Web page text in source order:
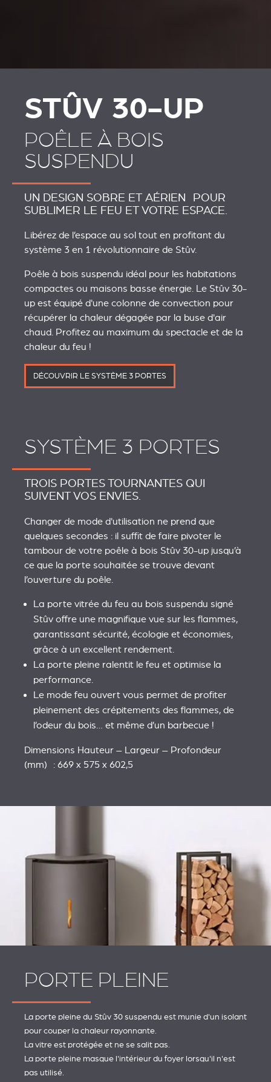
STÛV 30-UP
POÊLE À BOIS
SUSPENDU
UN DESIGN SOBRE ET AÉRIEN POUR
SUBLIMER LE FEU ET VOTRE ESPACE.
Libérez de l’espace au sol tout en profitant du
système 3 en 1 révolutionnaire de Stûv.
Poêle à bois suspendu idéal pour les habitations
compactes ou maisons basse énergie. Le Stûv 30-
up est équipé d'une colonne de convection pour
récupérer la chaleur dégagée par la buse d'air
chaud. Profitez au maximum du spectacle et de la
chaleur du feu !
DÉCOUVRIR LE SYSTÈME 3 PORTES
SYSTÈME 3 PORTES
TROIS PORTES TOURNANTES QUI
SUIVENT VOS ENVIES.
Changer de mode d'utilisation ne prend que
quelques secondes : il suffit de faire pivoter le
tambour de votre poêle à bois Stûv 30-up jusqu’à
ce que la porte souhaitée se trouve devant
l’ouverture du poêle.
La porte vitrée du feu au bois suspendu signé
Stûv offre une magnifique vue sur les flammes,
garantissant sécurité, écologie et économies,
grâce à un excellent rendement.
La porte pleine ralentit le feu et optimise la
performance.
Le mode feu ouvert vous permet de profiter
pleinement des crépitements des flammes, de
l’odeur du bois… et même d’un barbecue !
Dimensions Hauteur – Largeur – Profondeur
(mm) : 669 x 575 x 602,5
PORTE PLEINE
La porte pleine du Stûv 30 suspendu est munie d'un isolant
pour couper la chaleur rayonnante.
La vitre est protégée et ne se salit pas.
La porte pleine masque l'intérieur du foyer lorsqu'il n'est
pas utilisé.